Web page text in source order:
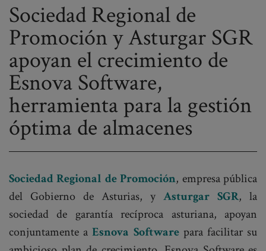
Sociedad Regional de
Promoción y Asturgar SGR
apoyan el crecimiento de
Esnova Software,
herramienta para la gestión
óptima de almacenes
Sociedad Regional de Promoción, empresa pública
del Gobierno de Asturias, y Asturgar SGR, la
sociedad de garantía recíproca asturiana, apoyan
conjuntamente aEsnova Software para facilitar su
Post
navigation